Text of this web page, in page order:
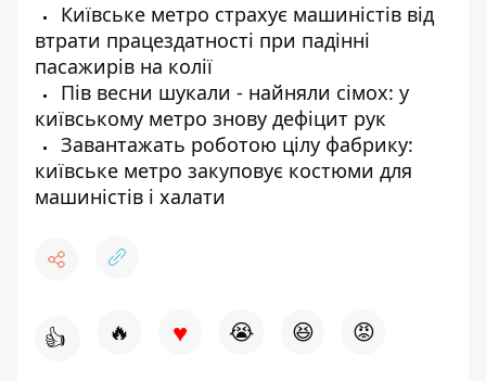
Київське метро страхує машиністів від
втрати працездатності при падінні
пасажирів на колії
Пів весни шукали - найняли сімох: у
київському метро знову дефіцит рук
Завантажать роботою цілу фабрику:
київське метро закуповує костюми для
машиністів і халати
👍 🔥 ♥ 😭 😆 😡